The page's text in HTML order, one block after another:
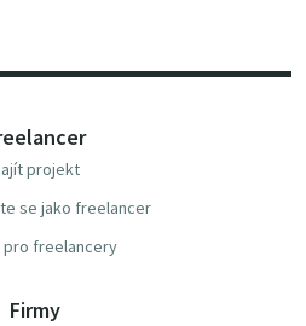
projekt
se jako freelancer
pro freelancery
Firmy